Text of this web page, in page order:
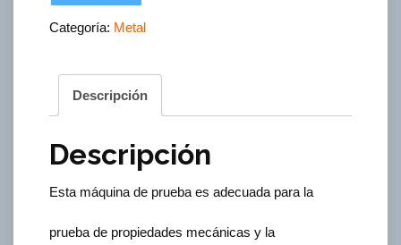
Categoría: Metal
Descripción
Descripción
Esta máquina de prueba es adecuada para la
prueba de propiedades mecánicas y la